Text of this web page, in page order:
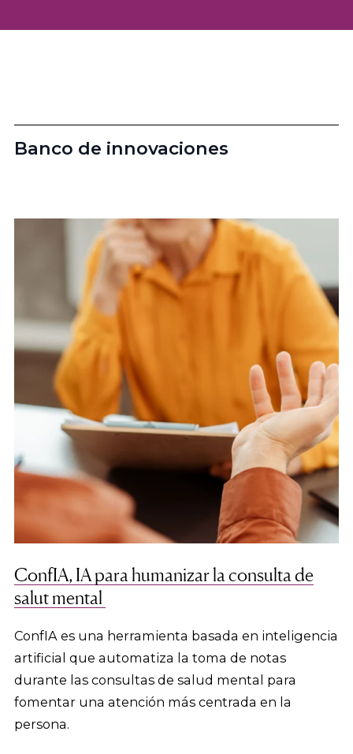
ConfIA, IA para humanizar la consulta de
salut mental
ConfIA es una herramienta basada en inteligencia
artificial que automatiza la toma de notas
durante las consultas de salud mental para
fomentar una atención más centrada en la
persona.